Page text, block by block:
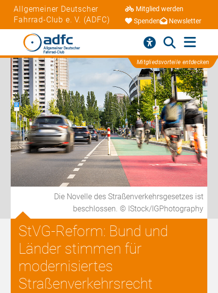
Allgemeiner Deutscher
Fahrrad-Club e. V. (ADFC)
Mitglied werden
Spenden
Newsletter
Mitgliedsvorteile entdecken
Die Novelle des Straßenverkehrsgesetzes ist
beschlossen. © IStock/IGPhotography
StVG-Reform: Bund und
Länder stimmen für
modernisiertes
Straßenverkehrsrecht